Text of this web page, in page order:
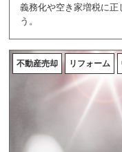
義務化や空き家増税に正
う。
不動産売却 リフォーム